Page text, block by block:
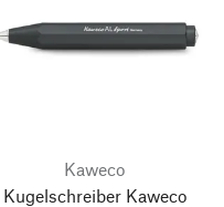
Kaweco
Kugelschreiber Kaweco